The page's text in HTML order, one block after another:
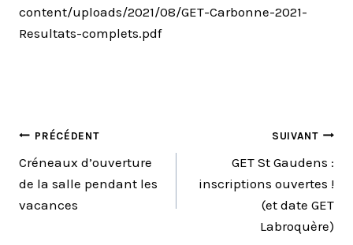
content/uploads/2021/08/GET-Carbonne-2021-
Resultats-complets.pdf
NAVIGATION
DE
L’ARTICLE
PRÉCÉDENT
Créneaux d’ouverture
de la salle pendant les
vacances
SUIVANT
GET St Gaudens :
inscriptions ouvertes !
(et date GET
Labroquère)